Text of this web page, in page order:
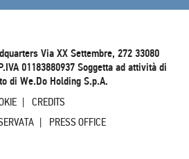
Via XX Settembre, 272 33080
01183880937 Soggetta ad attività di
di We.Do Holding S.p.A.
CREDITS
PRESS OFFICE